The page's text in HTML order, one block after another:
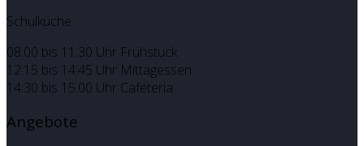
Schulküche
08:00 bis 11:30 Uhr Frühstück
12:15 bis 14:45 Uhr Mittagessen
14.30 bis 15.00 Uhr Caféteria
Angebote